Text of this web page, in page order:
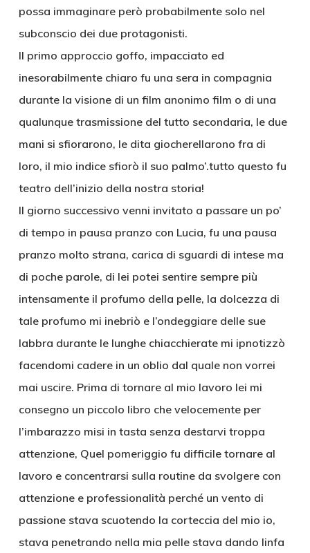
possa immaginare però probabilmente solo nel
subconscio dei due protagonisti.
Il primo approccio goffo, impacciato ed
inesorabilmente chiaro fu una sera in compagnia
durante la visione di un film anonimo film o di una
qualunque trasmissione del tutto secondaria, le due
mani si sfiorarono, le dita giocherellarono fra di
loro, il mio indice sfiorò il suo palmo’.tutto questo fu
teatro dell’inizio della nostra storia!
Il giorno successivo venni invitato a passare un po’
di tempo in pausa pranzo con Lucia, fu una pausa
pranzo molto strana, carica di sguardi di intese ma
di poche parole, di lei potei sentire sempre più
intensamente il profumo della pelle, la dolcezza di
tale profumo mi inebriò e l’ondeggiare delle sue
labbra durante le lunghe chiacchierate mi ipnotizzò
facendomi cadere in un oblio dal quale non vorrei
mai uscire. Prima di tornare al mio lavoro lei mi
consegno un piccolo libro che velocemente per
l’imbarazzo misi in tasta senza destarvi troppa
attenzione, Quel pomeriggio fu difficile tornare al
lavoro e concentrarsi sulla routine da svolgere con
attenzione e professionalità perché un vento di
passione stava scuotendo la corteccia del mio io,
stava penetrando nella mia pelle stava dando linfa